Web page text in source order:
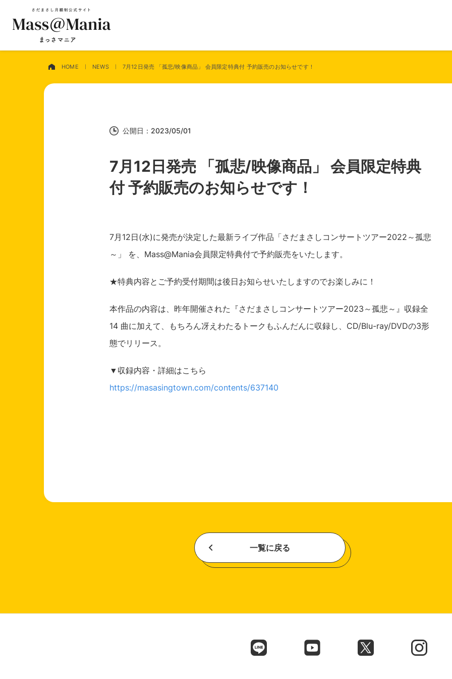
HOME NEWS 7月12日発売 「孤悲/映像商品」 会員限定特典付 予約販売のお知らせです！
公開日：2023/05/01
7月12日発売 「孤悲/映像商品」 会員限定特典
付 予約販売のお知らせです！
7月12日(水)に発売が決定した最新ライブ作品「さだまさしコンサートツアー2022～孤悲
～」 を、Mass@Mania会員限定特典付で予約販売をいたします。
★特典内容とご予約受付期間は後日お知らせいたしますのでお楽しみに！
本作品の内容は、昨年開催された『さだまさしコンサートツアー2023～孤悲～』収録全
14 曲に加えて、もちろん冴えわたるトークもふんだんに収録し、CD/Blu-ray/DVDの3形
態でリリース。
▼収録内容・詳細はこちら
https://masasingtown.com/contents/637140
一覧に戻る